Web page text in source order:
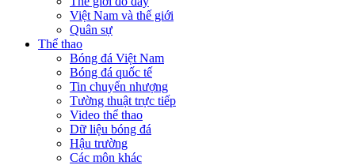
Việt Nam và thế giới
Quân sự
Thể thao
Bóng đá Việt Nam
Bóng đá quốc tế
Tin chuyển nhượng
Tường thuật trực tiếp
Video thể thao
Dữ liệu bóng đá
Hậu trường
Các môn khác